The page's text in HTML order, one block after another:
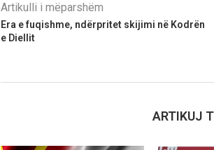
Artikulli i mëparshëm
Era e fuqishme, ndërpritet skijimi në Kodrën
e Diellit
ARTIKUJ